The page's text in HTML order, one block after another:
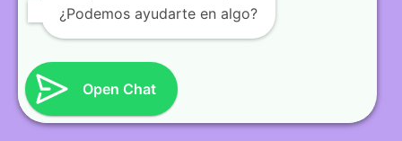
¿Podemos ayudarte en algo?
Open Chat